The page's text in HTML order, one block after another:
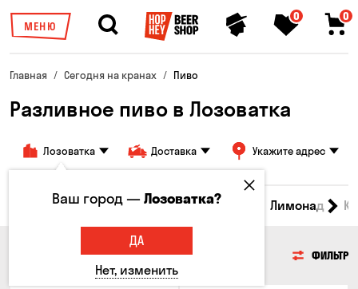
МЕНЮ
0 0
Главная Сегодня на кранах Пиво
Разливное пиво в Лозоватка
Лозоватка Доставка Укажите адрес
Все товары Пиво Сидр Лимонад
ФИЛЬТР
Ваш город —Лозоватка?
ДА
Нет, изменить